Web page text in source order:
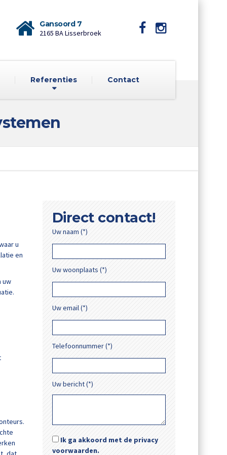
Gansoord 7
2165 BA Lisserbroek
Referenties Contact
u
en
uw
Direct contact!
Uw naam (*)
Uw woonplaats (*)
Uw email (*)
Telefoonnummer (*)
Uw bericht (*)
Ik ga akkoord met de privacy
voorwaarden.